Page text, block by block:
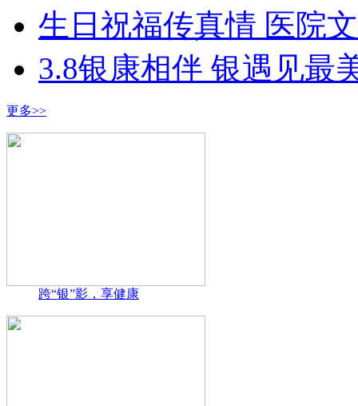
生日祝福传真情 医院
3.8银康相伴 银遇见最
更多>>
跨“银”影，享健康